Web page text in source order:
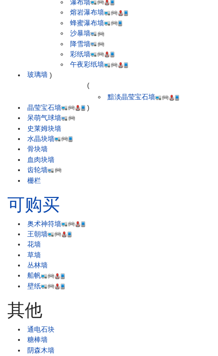
玻璃墙
瀑布墙
熔岩瀑布墙
蜂蜜瀑布墙
沙暴墙
降雪墙
彩纸墙
午夜彩纸墙
)
晶莹宝石墙
(
黯淡晶莹宝石墙
)
呆萌气球墙
史莱姆块墙
水晶块墙
骨块墙
血肉块墙
齿轮墙
栅栏
可购买
奥术神符墙
王朝墙
花墙
草墙
丛林墙
船帆
壁纸
其他
通电石块
糖棒墙
阴森木墙